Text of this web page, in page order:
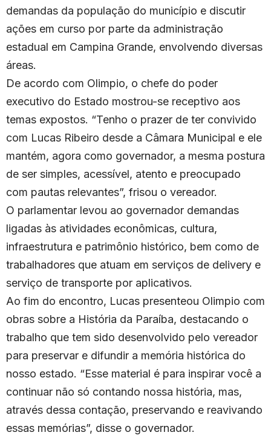
demandas da população do município e discutir
ações em curso por parte da administração
estadual em Campina Grande, envolvendo diversas
áreas.
De acordo com Olimpio, o chefe do poder
executivo do Estado mostrou-se receptivo aos
temas expostos. “Tenho o prazer de ter convivido
com Lucas Ribeiro desde a Câmara Municipal e ele
mantém, agora como governador, a mesma postura
de ser simples, acessível, atento e preocupado
com pautas relevantes”, frisou o vereador.
O parlamentar levou ao governador demandas
ligadas às atividades econômicas, cultura,
infraestrutura e patrimônio histórico, bem como de
trabalhadores que atuam em serviços de delivery e
serviço de transporte por aplicativos.
Ao fim do encontro, Lucas presenteou Olimpio com
obras sobre a História da Paraíba, destacando o
trabalho que tem sido desenvolvido pelo vereador
para preservar e difundir a memória histórica do
nosso estado. “Esse material é para inspirar você a
continuar não só contando nossa história, mas,
através dessa contação, preservando e reavivando
essas memórias”, disse o governador.